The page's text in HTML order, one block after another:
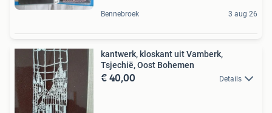
Bennebroek 3 aug 26
kantwerk, kloskant uit Vamberk,
Tsjechië, Oost Bohemen
€ 40,00 Details